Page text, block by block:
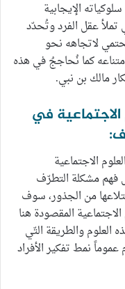
الإيجابية
تملأ عقل الفرد وتُحدّد
لاتجاهه نحو
كما نُحاججُ في هذه
مالك بن نبي.
الاجتماعية في
الاجتماعية
فهم مشكلة التطرّف
من الجذور، سوف
المقصودة هنا
العلوم والطريقة التّي
نمط تفكير الأفراد